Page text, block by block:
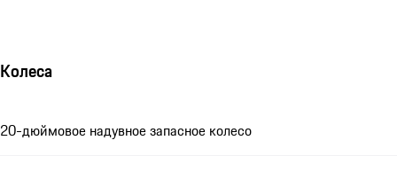
Колеса
20-дюймовое надувное запасное колесо